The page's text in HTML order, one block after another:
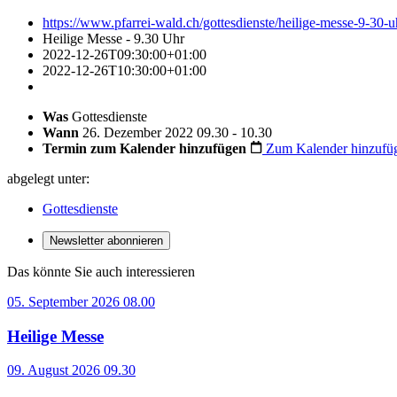
https://www.pfarrei-wald.ch/gottesdienste/heilige-messe-9-30-
Heilige Messe - 9.30 Uhr
2022-12-26T09:30:00+01:00
2022-12-26T10:30:00+01:00
Was Gottesdienste
Wann 26. Dezember 2022 09.30 - 10.30
Termin zum Kalender hinzufügen
Zum Kalender
abgelegt unter:
Gottesdienste
Newsletter abonnieren
Das könnte Sie auch interessieren
05. September 2026 08.00
Heilige Messe
09. August 2026 09.30